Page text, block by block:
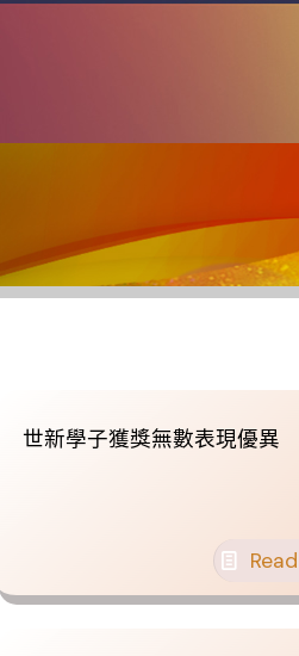
世新學子獲獎無數表現優異